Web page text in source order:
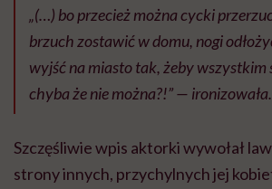
„(…) bo przecież można cycki
brzuch zostawić w domu, nogi
wyjść na miasto tak, żeby wszystkim
chyba że nie można?!” — ironizowała.
Szczęśliwie wpis aktorki wywołał
strony innych, przychylnych jej